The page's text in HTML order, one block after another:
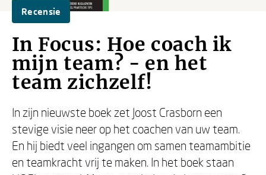
Recensie
In Focus: Hoe coach ik
mijn team? - en het
team zichzelf!
In zijn nieuwste boek zet Joost Crasborn een
stevige visie neer op het coachen van uw team.
En hij biedt veel ingangen om samen teamambitie
en teamkracht vrij te maken. In het boek staan